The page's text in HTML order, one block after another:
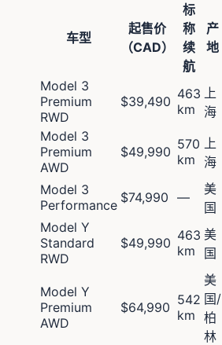
车型
起售价
（CAD）
标
称
续
航
产
地
Model 3
Premium
RWD
$39,490 463
km
上
海
Model 3
Premium
AWD
$49,990 570
km
上
海
Model 3
Performance $74,990 —
美
国
Model Y
Standard
RWD
$49,990 463
km
美
国
Model Y
Premium
AWD
$64,990 542
km
美
国/
柏
林